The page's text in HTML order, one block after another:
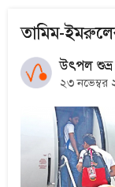
তামিম-
উৎপল শুভ্র
২৩ নভেম্বর